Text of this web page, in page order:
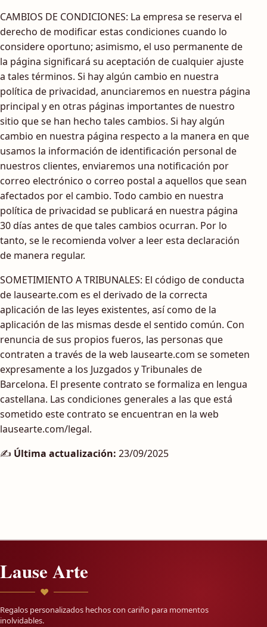
CAMBIOS DE CONDICIONES: La empresa se reserva el
derecho de modificar estas condiciones cuando lo
considere oportuno; asimismo, el uso permanente de
la página significará su aceptación de cualquier ajuste
a tales términos. Si hay algún cambio en nuestra
política de privacidad, anunciaremos en nuestra página
principal y en otras páginas importantes de nuestro
sitio que se han hecho tales cambios. Si hay algún
cambio en nuestra página respecto a la manera en que
usamos la información de identificación personal de
nuestros clientes, enviaremos una notificación por
correo electrónico o correo postal a aquellos que sean
afectados por el cambio. Todo cambio en nuestra
política de privacidad se publicará en nuestra página
30 días antes de que tales cambios ocurran. Por lo
tanto, se le recomienda volver a leer esta declaración
de manera regular.
SOMETIMIENTO A TRIBUNALES: El código de conducta
de lausearte.com es el derivado de la correcta
aplicación de las leyes existentes, así como de la
aplicación de las mismas desde el sentido común. Con
renuncia de sus propios fueros, las personas que
contraten a través de la web lausearte.com se someten
expresamente a los Juzgados y Tribunales de
Barcelona. El presente contrato se formaliza en lengua
castellana. Las condiciones generales a las que está
sometido este contrato se encuentran en la web
lausearte.com/legal.
✍️ Última actualización: 23/09/2025
Lause Arte
♥
Regalos personalizados hechos con cariño para momentos
inolvidables.